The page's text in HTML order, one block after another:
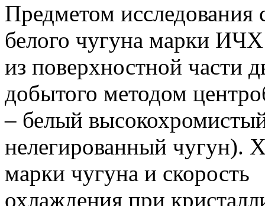
Предметом
белого чугуна марки
из поверхностной части
добытого методом
– белый
нелегированный чугун).
марки чугуна и скорость
охлаждения при